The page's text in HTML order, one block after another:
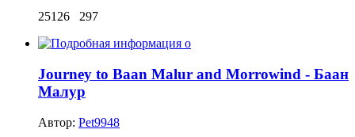
25126
297
Journey to Baan Malur and Morrowind - Баан
Малур
Автор: Pet9948